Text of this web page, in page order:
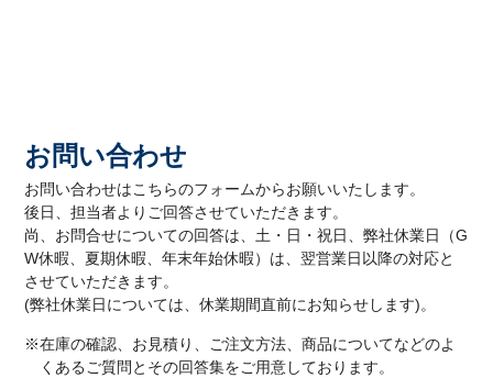
お問い合わせ
お問い合わせはこちらのフォームからお願いいたします。
後日、担当者よりご回答させていただきます。
尚、お問合せについての回答は、土・日・祝日、弊社休業日（G
W休暇、夏期休暇、年末年始休暇）は、翌営業日以降の対応と
させていただきます。
(弊社休業日については、休業期間直前にお知らせします)。
※在庫の確認、お見積り、ご注文方法、商品についてなどのよ
くあるご質問とその回答集をご用意しております。